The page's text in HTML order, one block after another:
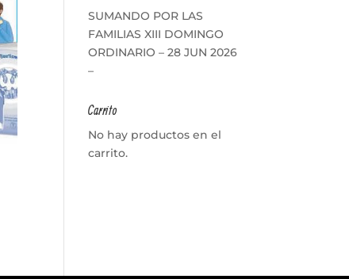
SUMANDO POR LAS
FAMILIAS XIII DOMINGO
ORDINARIO – 28 JUN 2026
–
Carrito
No hay productos en el
carrito.